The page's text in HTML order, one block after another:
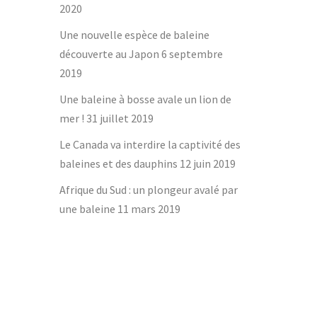
2020
Une nouvelle espèce de baleine
découverte au Japon 6 septembre
2019
Une baleine à bosse avale un lion de
mer ! 31 juillet 2019
Le Canada va interdire la captivité des
baleines et des dauphins 12 juin 2019
Afrique du Sud : un plongeur avalé par
une baleine 11 mars 2019